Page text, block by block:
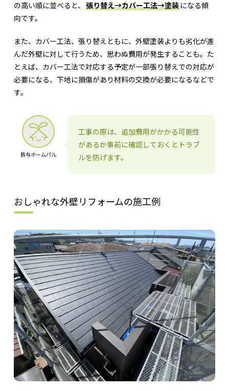
の高い順に並べると、 張り替え→カバー工法→塗装になる傾
向です。
また、カバー工法、張り替えともに、外壁塗装よりも劣化が進
んだ外壁に対して行うため、思わぬ費用が発生することも。た
とえば、カバー工法で対応する予定が一部張り替えでの対応が
必要になる、下地に損傷があり材料の交換が必要になるなどで
す。
鈴与ホームパル
工事の際は、追加費用がかかる可能性
があるか事前に確認しておくとトラブ
ルを防げます。
おしゃれな外壁リフォームの施工例